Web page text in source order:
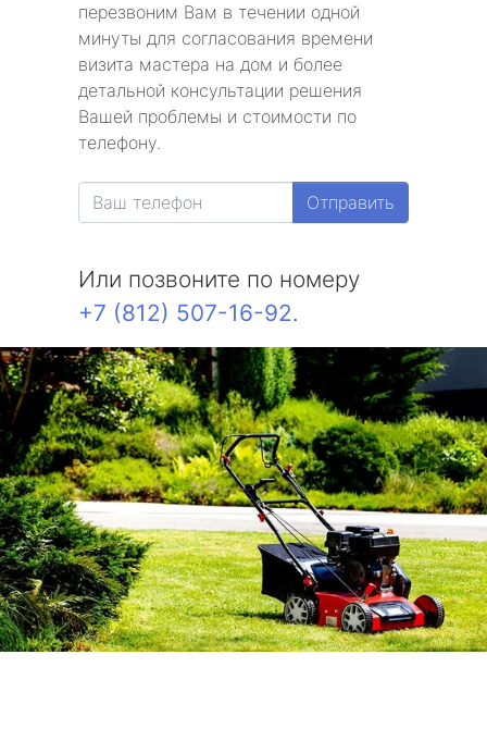
перезвоним Вам в течении одной
минуты для согласования времени
визита мастера на дом и более
детальной консультации решения
Вашей проблемы и стоимости по
телефону.
Отправить
Или позвоните по номеру
+7 (812) 507-16-92.